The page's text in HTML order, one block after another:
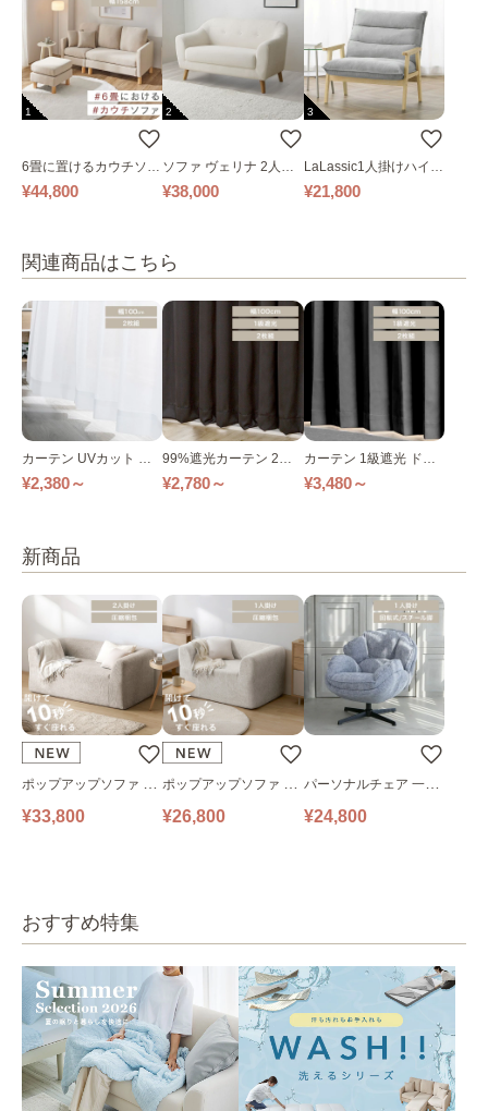
1
6畳に置けるカウチソフ
ァ｜ベージュ
¥44,800
2
ソファ ヴェリナ 2人掛
け
¥38,000
3
LaLassic1人掛けハイバ
ックソファ ワイド
¥21,800
関連商品はこちら
カーテン UVカット レ
ースカーテン 幅100cm/
¥2,380～
99%遮光カーテン 2枚
組 幅100cm×丈120～2
¥2,780～
カーテン 1級遮光 ドレ
ープカーテン 2枚組 幅1
¥3,480～
新商品
ポップアップソファ ソ
ファ フロアソファ 幅14
¥33,800
ポップアップソファ ソ
ファ フロアソファ 幅10
¥26,800
パーソナルチェア 一人
掛けソファ O’HANA ソ
¥24,800
おすすめ特集